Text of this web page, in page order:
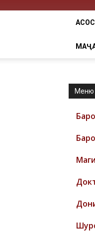
АСОСӢ
Меню